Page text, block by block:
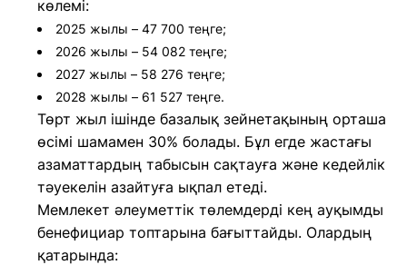
көлемі:
2025 жылы – 47 700 теңге;
2026 жылы – 54 082 теңге;
2027 жылы – 58 276 теңге;
2028 жылы – 61 527 теңге.
Төрт жыл ішінде базалық зейнетақының орташа
өсімі шамамен 30% болады. Бұл егде жастағы
азаматтардың табысын сақтауға және кедейлік
тәуекелін азайтуға ықпал етеді.
Мемлекет әлеуметтік төлемдерді кең ауқымды
бенефициар топтарына бағыттайды. Олардың
қатарында: